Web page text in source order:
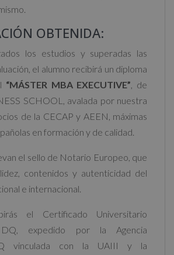
OBTENIDA:
los estudios y superadas las
el alumno recibirá un diploma
“MÁSTER MBA EXECUTIVE” , de
SCHOOL, avalada por nuestra
de la CECAP y AEEN, máximas
en formación y de calidad.
el sello de Notario Europeo, que
contenidos y autenticidad del
e internacional.
el Certificado Universitario
DQ, expedido por la Agencia
vinculada con la UAIII y la